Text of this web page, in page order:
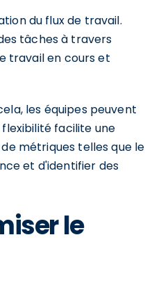
du flux de travail.
tâches à travers
travail en cours et
les équipes peuvent
facilite une
métriques telles que le
et d'identifier des
le